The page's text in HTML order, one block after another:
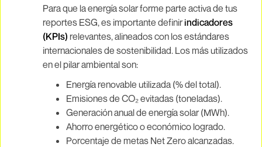
Para que la energía solar forme parte activa de tus
reportes ESG, es importante definirindicadores
(KPIs) relevantes, alineados con los estándares
internacionales de sostenibilidad. Los más utilizados
en el pilar ambiental son:
Energía renovable utilizada (% del total).
Emisiones de CO₂ evitadas (toneladas).
Generación anual de energía solar (MWh).
Ahorro energético o económico logrado.
Porcentaje de metas Net Zero alcanzadas.